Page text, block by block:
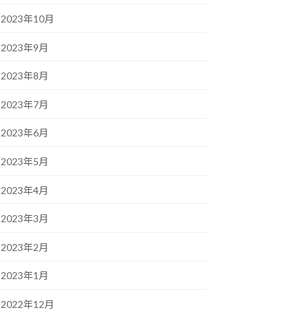
2023年10月
2023年9月
2023年8月
2023年7月
2023年6月
2023年5月
2023年4月
2023年3月
2023年2月
2023年1月
2022年12月